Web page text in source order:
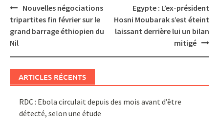
Post
navigation
Nouvelles négociations
tripartites fin février sur le
grand barrage éthiopien du
Nil
Egypte : L’ex-président
Hosni Moubarak s’est éteint
laissant derrière lui un bilan
mitigé
ARTICLES RÉCENTS
RDC : Ebola circulait depuis des mois avant d’être
détecté, selon une étude